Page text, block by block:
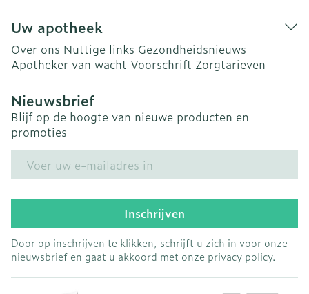
Uw apotheek
Over ons Nuttige links Gezondheidsnieuws
Apotheker van wacht Voorschrift Zorgtarieven
Nieuwsbrief
Blijf op de hoogte van nieuwe producten en
promoties
Inschrijven
Door op inschrijven te klikken, schrijft u zich in voor onze
nieuwsbrief en gaat u akkoord met onze privacy policy.